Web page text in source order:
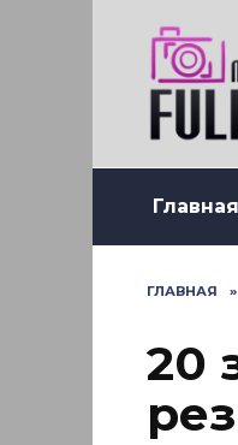
Главная
ГЛАВНАЯ »
20